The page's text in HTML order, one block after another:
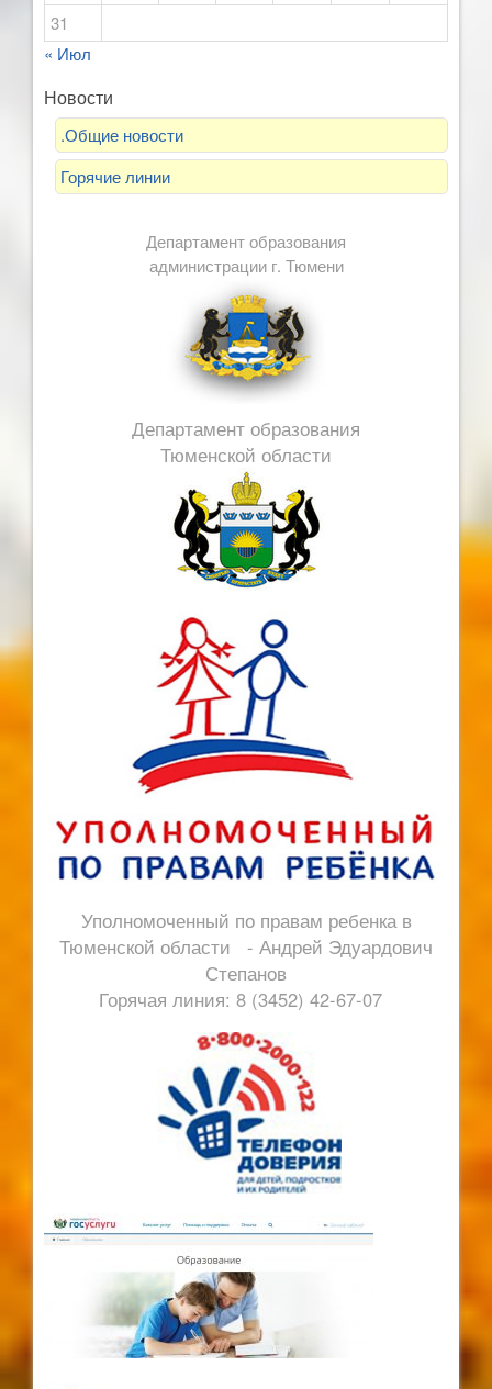
31
« Июл
Новости
.Общие новости
Горячие линии
Департамент образования
администрации г. Тюмени
Департамент образования
Тюменской области
Уполномоченный по правам ребенка в
Тюменской области - Андрей Эдуардович
Степанов
Горячая линия: 8 (3452) 42-67-07